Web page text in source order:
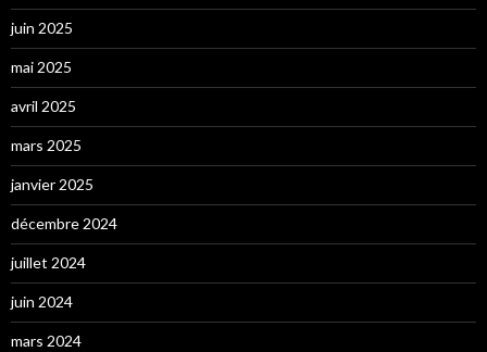
juin 2025
mai 2025
avril 2025
mars 2025
janvier 2025
décembre 2024
juillet 2024
juin 2024
mars 2024